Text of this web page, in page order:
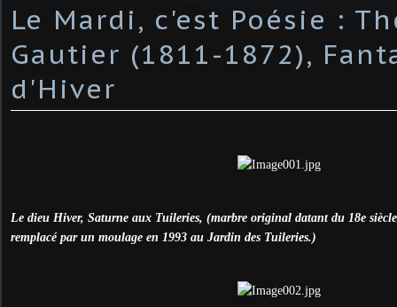
Le Mardi, c'est Poésie :
Gautier (1811-1872),
d'Hiver
Le dieu Hiver, Saturne aux Tuileries, (marbre original datant du 18e
remplacé par un moulage en 1993 au Jardin des Tuileries.)